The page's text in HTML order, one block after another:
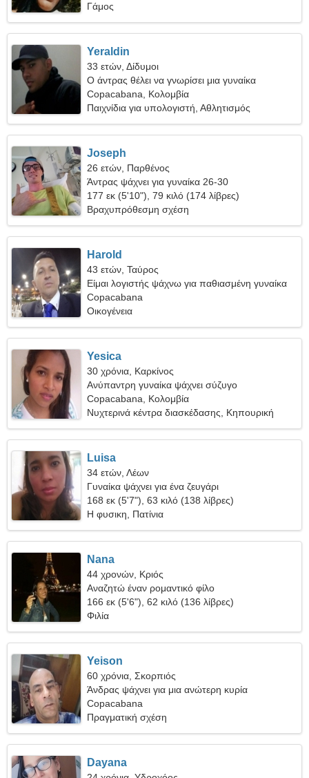
Γάμος
Yeraldin
33 ετών, Δίδυμοι
Ο άντρας θέλει να γνωρίσει μια γυναίκα
Copacabana, Κολομβία
Παιχνίδια για υπολογιστή, Αθλητισμός
Joseph
26 ετών, Παρθένος
Άντρας ψάχνει για γυναίκα 26-30
177 εκ (5'10"), 79 κιλό (174 λίβρες)
Βραχυπρόθεσμη σχέση
Harold
43 ετών, Ταύρος
Είμαι λογιστής ψάχνω για παθιασμένη γυναίκα
Copacabana
Οικογένεια
Yesica
30 χρόνια, Καρκίνος
Ανύπαντρη γυναίκα ψάχνει σύζυγο
Copacabana, Κολομβία
Νυχτερινά κέντρα διασκέδασης, Κηπουρική
Luisa
34 ετών, Λέων
Γυναίκα ψάχνει για ένα ζευγάρι
168 εκ (5'7"), 63 κιλό (138 λίβρες)
Η φυσικη, Πατίνια
Nana
44 χρονών, Κριός
Αναζητώ έναν ρομαντικό φίλο
166 εκ (5'6"), 62 κιλό (136 λίβρες)
Φιλία
Yeison
60 χρόνια, Σκορπιός
Άνδρας ψάχνει για μια ανώτερη κυρία
Copacabana
Πραγματική σχέση
Dayana